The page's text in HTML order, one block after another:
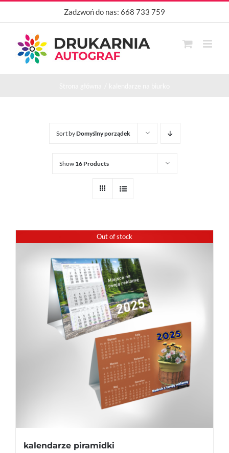
Przejdź
Zadzwoń do nas: 668 733 759
Sort byDomyślny porządek
Show 16 Products
Out of stock
kalendarze piramidki